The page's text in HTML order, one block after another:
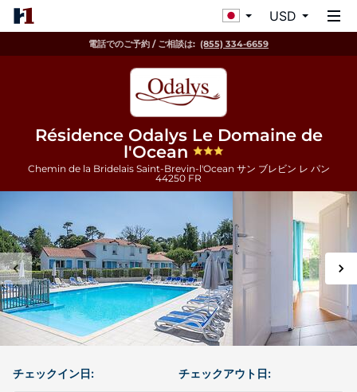
USD
電話でのご予約 / ご相談は: (855) 334-6659
Résidence Odalys Le Domaine de
l'Ocean
Chemin de la Bridelais Saint-Brevin-l'Ocean サン ブレビン レ パン
44250 FR
チェックイン日: チェックアウト日: